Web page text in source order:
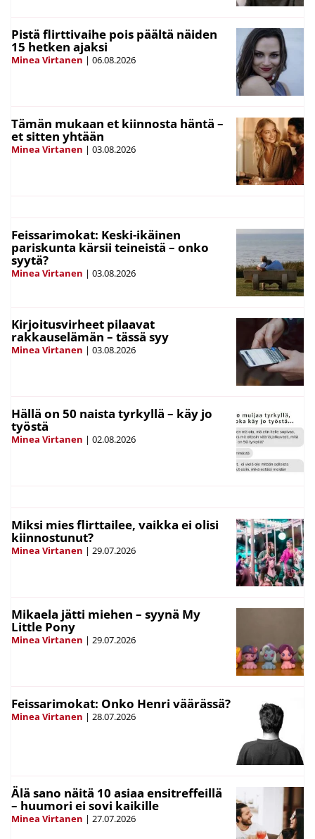
Pistä flirttivaihe pois päältä näiden
15 hetken ajaksi
Minea Virtanen | 06.08.2026
Tämän mukaan et kiinnosta häntä –
et sitten yhtään
Minea Virtanen | 03.08.2026
Feissarimokat: Keski-ikäinen
pariskunta kärsii teineistä – onko
syytä?
Minea Virtanen | 03.08.2026
Kirjoitusvirheet pilaavat
rakkauselämän – tässä syy
Minea Virtanen | 03.08.2026
Hällä on 50 naista tyrkyllä – käy jo
työstä
Minea Virtanen | 02.08.2026
Miksi mies flirttailee, vaikka ei olisi
kiinnostunut?
Minea Virtanen | 29.07.2026
Mikaela jätti miehen – syynä My
Little Pony
Minea Virtanen | 29.07.2026
Feissarimokat: Onko Henri väärässä?
Minea Virtanen | 28.07.2026
Älä sano näitä 10 asiaa ensitreffeillä
– huumori ei sovi kaikille
Minea Virtanen | 27.07.2026